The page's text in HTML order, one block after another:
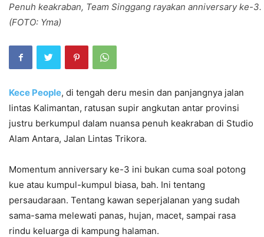
Penuh keakraban, Team Singgang rayakan anniversary ke-3.
(FOTO: Yma)
Kece People, di tengah deru mesin dan panjangnya jalan
lintas Kalimantan, ratusan supir angkutan antar provinsi
justru berkumpul dalam nuansa penuh keakraban di Studio
Alam Antara, Jalan Lintas Trikora.
Momentum anniversary ke-3 ini bukan cuma soal potong
kue atau kumpul-kumpul biasa, bah. Ini tentang
persaudaraan. Tentang kawan seperjalanan yang sudah
sama-sama melewati panas, hujan, macet, sampai rasa
rindu keluarga di kampung halaman.